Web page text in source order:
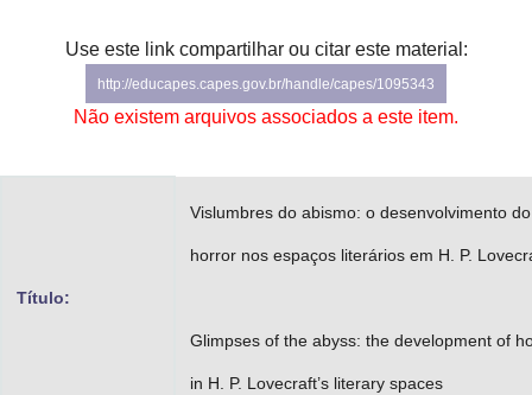
Secretaria de Governo
Gabinete de Segurança Institucional
Use este link compartilhar ou citar este material:
http://educapes.capes.gov.br/handle/capes/1095343
Não existem arquivos associados a este item.
Título:
Vislumbres do abismo: o desenvolvimento do
horror nos espaços literários em H. P.
Glimpses of the abyss: the development of
in H. P. Lovecraft’s literary spaces